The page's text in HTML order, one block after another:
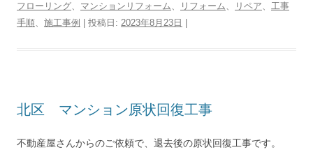
フローリング、 マンションリフォーム、 リフォーム、 リペア、 工事
手順、 施工事例 | 投稿日: 2023年8月23日
北区 マンション原状回復工事
不動産屋さんからのご依頼で、退去後の原状回復工事です。